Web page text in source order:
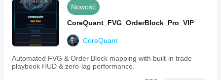
Nowość
CoreQuant_FVG_OrderBlock_Pro_VIP
CoreQuant
Automated FVG & Order Block mapping with built-in trade
playbook HUD & zero-lag performance.